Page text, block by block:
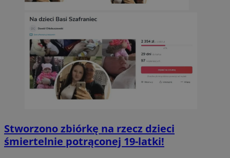
Stworzono zbiórkę na rzecz dzieci
śmiertelnie potrąconej 19-latki!